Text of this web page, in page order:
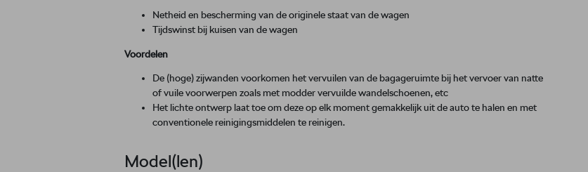
Netheid en bescherming van de originele staat van de wagen
Tijdswinst bij kuisen van de wagen
Voordelen
De (hoge) zijwanden voorkomen het vervuilen van de bagageruimte bij het vervoer van natte
of vuile voorwerpen zoals met modder vervuilde wandelschoenen, etc
Het lichte ontwerp laat toe om deze op elk moment gemakkelijk uit de auto te halen en met
conventionele reinigingsmiddelen te reinigen.
Model(len)